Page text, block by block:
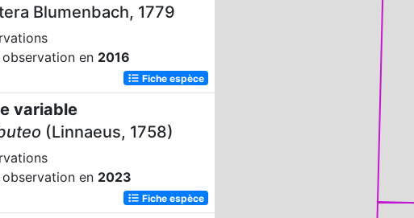
Blumenbach, 1779
observation en 2016
Fiche espèce
variable
(Linnaeus, 1758)
observation en 2023
Fiche espèce